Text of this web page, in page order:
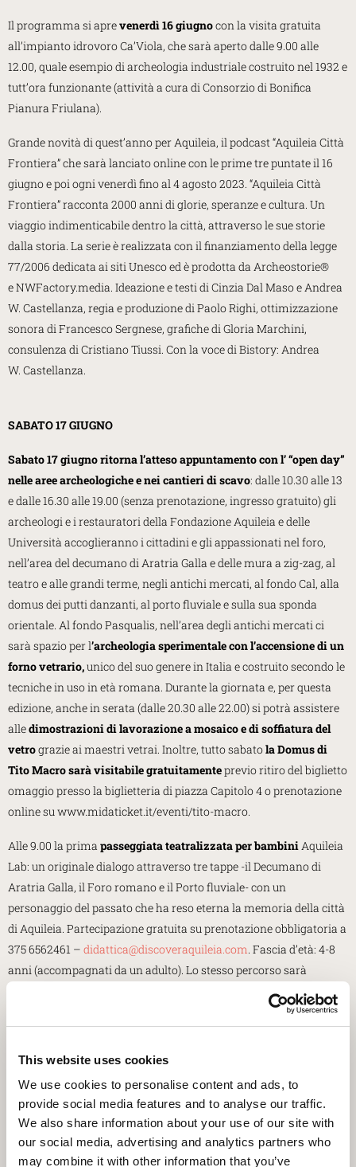
This website uses cookies
We use cookies to personalise content and ads, to
provide social media features and to analyse our traffic.
We also share information about your use of our site with
our social media, advertising and analytics partners who
may combine it with other information that you’ve
Il programma si aprevenerdì 16 giugnocon la visita gratuita
all’impianto idrovoro Ca’Viola, che sarà aperto dalle 9.00 alle
12.00, quale esempio di archeologia industriale costruito nel 1932 e
tutt’ora funzionante (attività a cura di Consorzio di Bonifica
Pianura Friulana).
Grande novità di quest’anno per Aquileia, il podcast “Aquileia Città
Frontiera” che sarà lanciato online con le prime tre puntate il 16
giugno e poi ogni venerdì fino al 4 agosto 2023. “Aquileia Città
Frontiera” racconta 2000 anni di glorie, speranze e cultura. Un
viaggio indimenticabile dentro la città, attraverso le sue storie
dalla storia. La serie è realizzata con il finanziamento della legge
77/2006 dedicata ai siti Unesco ed è prodotta da Archeostorie®
e NWFactory.media. Ideazione e testi di Cinzia Dal Maso e Andrea
W. Castellanza, regia e produzione di Paolo Righi, ottimizzazione
sonora di Francesco Sergnese, grafiche di Gloria Marchini,
consulenza di Cristiano Tiussi. Con la voce di Bistory: Andrea
W. Castellanza.
SABATO 17 GIUGNO
Sabato 17 giugno ritorna l’atteso appuntamento con l’ “open day”
nelle aree archeologiche e nei cantieri di scavo: dalle 10.30 alle 13
e dalle 16.30 alle 19.00 (senza prenotazione, ingresso gratuito) gli
archeologi e i restauratori della Fondazione Aquileia e delle
Università accoglieranno i cittadini e gli appassionati nel foro,
nell’area del decumano di Aratria Galla e delle mura a zig-zag, al
teatro e alle grandi terme, negli antichi mercati, al fondo Cal, alla
domus dei putti danzanti, al porto fluviale e sulla sua sponda
orientale. Al fondo Pasqualis, nell’area degli antichi mercati ci
sarà spazio per l’archeologia sperimentale con l’accensione di un
forno vetrario,unico del suo genere in Italia e costruito secondo le
tecniche in uso in età romana. Durante la giornata e, per questa
edizione, anche in serata (dalle 20.30 alle 22.00) si potrà assistere
alledimostrazioni di lavorazione a mosaico e di soffiatura del
vetrograzie ai maestri vetrai. Inoltre, tutto sabatola Domus di
Tito Macro sarà visitabile gratuitamenteprevio ritiro del biglietto
omaggio presso la biglietteria di piazza Capitolo 4 o prenotazione
online su www.midaticket.it/eventi/tito-macro.
Alle 9.00 la prima passeggiata teatralizzata per bambini Aquileia
Lab: un originale dialogo attraverso tre tappe -il Decumano di
Aratria Galla, il Foro romano e il Porto fluviale- con un
personaggio del passato che ha reso eterna la memoria della città
di Aquileia. Partecipazione gratuita su prenotazione obbligatoria a
375 6562461 – didattica@discoveraquileia.com. Fascia d’età: 4-8
anni (accompagnati da un adulto). Lo stesso percorso sarà
proposto alle 10.30 per i bambini e ragazzi dai 9 ai 13 anni (sempre
culture” (a pagamento, prenotazione
obbligatoriainfo.aquileia@promoturismo.fvg.it– 0431 91949) e
alle 11.00 la visita guidata “Storie di vita nelle iscrizioni del
Museo Paleocristiano”con Francesca Beltrame del Pontificio
Istituto di Archeologia Cristiana (gratuito, prenotazione